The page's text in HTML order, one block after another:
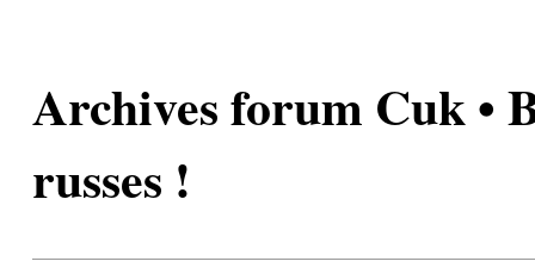
Archives forum Cuk •
russes !